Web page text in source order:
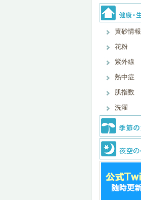
黄砂情報
花粉
紫外線
熱中症
肌指数
洗濯